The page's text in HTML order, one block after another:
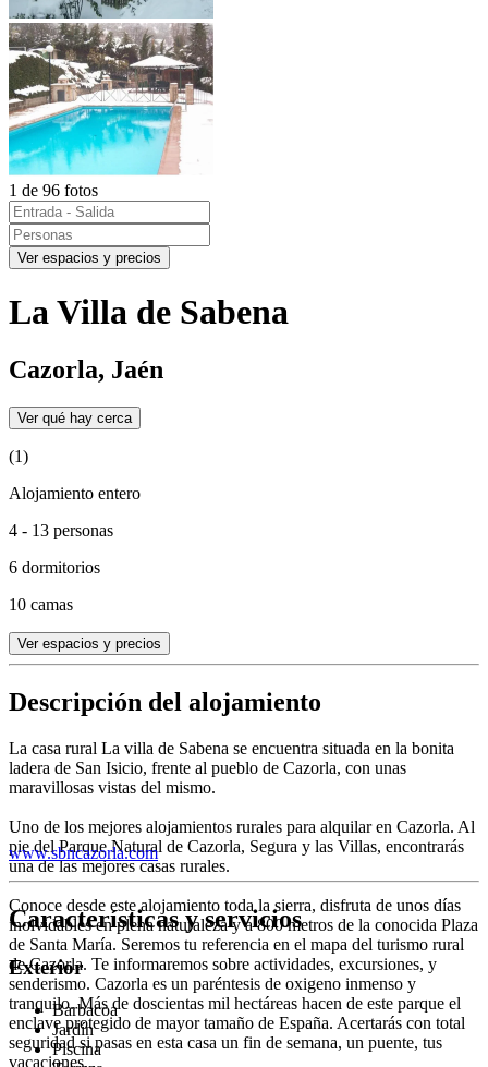
1 de 96 fotos
Ver espacios y precios
La Villa de Sabena
Cazorla, Jaén
Ver qué hay cerca
(1)
Alojamiento entero
4 - 13 personas
6 dormitorios
10 camas
Ver espacios y precios
Descripción del alojamiento
La casa rural La villa de Sabena se encuentra situada en la bonita
ladera de San Isicio, frente al pueblo de Cazorla, con unas
maravillosas vistas del mismo.
Uno de los mejores alojamientos rurales para alquilar en Cazorla. Al
pie del Parque Natural de Cazorla, Segura y las Villas, encontrarás
una de las mejores casas rurales.
Conoce desde este alojamiento toda la sierra, disfruta de unos días
inolvidables en plena naturaleza y a 800 metros de la conocida Plaza
de Santa María. Seremos tu referencia en el mapa del turismo rural
de Cazorla. Te informaremos sobre actividades, excursiones, y
senderismo. Cazorla es un paréntesis de oxigeno inmenso y
tranquilo. Más de doscientas mil hectáreas hacen de este parque el
enclave protegido de mayor tamaño de España. Acertarás con total
seguridad si pasas en esta casa un fin de semana, un puente, tus
vacaciones.
www.sbncazorla.com
Características y servicios
Exterior
Barbacoa
Jardín
Piscina